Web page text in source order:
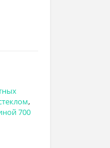
,
700